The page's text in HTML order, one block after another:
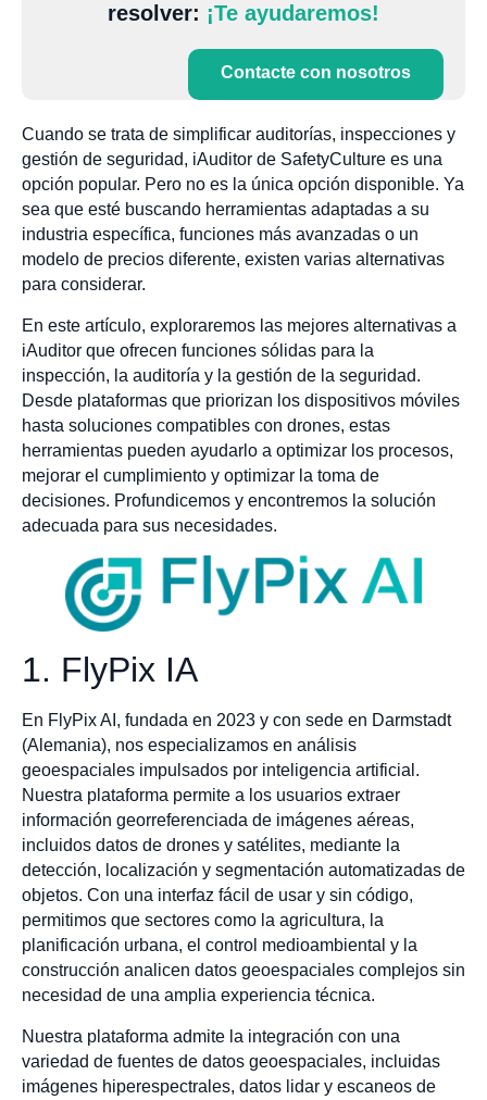
resolver: ¡Te ayudaremos!
Contacte con nosotros
Cuando se trata de simplificar auditorías, inspecciones y
gestión de seguridad, iAuditor de SafetyCulture es una
opción popular. Pero no es la única opción disponible. Ya
sea que esté buscando herramientas adaptadas a su
industria específica, funciones más avanzadas o un
modelo de precios diferente, existen varias alternativas
para considerar.
En este artículo, exploraremos las mejores alternativas a
iAuditor que ofrecen funciones sólidas para la
inspección, la auditoría y la gestión de la seguridad.
Desde plataformas que priorizan los dispositivos móviles
hasta soluciones compatibles con drones, estas
herramientas pueden ayudarlo a optimizar los procesos,
mejorar el cumplimiento y optimizar la toma de
decisiones. Profundicemos y encontremos la solución
adecuada para sus necesidades.
1. FlyPix IA
En FlyPix AI, fundada en 2023 y con sede en Darmstadt
(Alemania), nos especializamos en análisis
geoespaciales impulsados por inteligencia artificial.
Nuestra plataforma permite a los usuarios extraer
información georreferenciada de imágenes aéreas,
incluidos datos de drones y satélites, mediante la
detección, localización y segmentación automatizadas de
objetos. Con una interfaz fácil de usar y sin código,
permitimos que sectores como la agricultura, la
planificación urbana, el control medioambiental y la
construcción analicen datos geoespaciales complejos sin
necesidad de una amplia experiencia técnica.
Nuestra plataforma admite la integración con una
variedad de fuentes de datos geoespaciales, incluidas
imágenes hiperespectrales, datos lidar y escaneos de